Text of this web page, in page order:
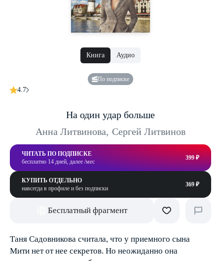
Книга Аудио
По подписке
4.7
На один удар больше
Анна Литвинова, Сергей Литвинов
ЧИТАТЬ ПО ПОДПИСКЕ
бесплатно 14 дней, далее /мес
399 ₽
КУПИТЬ ОТДЕЛЬНО
навсегда в профиле и без подписки
369 ₽
Бесплатный фрагмент
Таня Садовникова считала, что у приемного сына
Мити нет от нее секретов. Но неожиданно она